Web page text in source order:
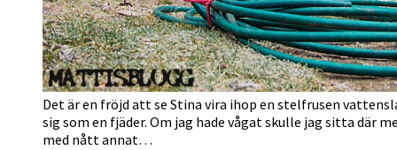
Det är en fröjd att se Stina vira ihop en stelfrusen
sig som en fjäder. Om jag hade vågat skulle jag sitta där
med nått annat…